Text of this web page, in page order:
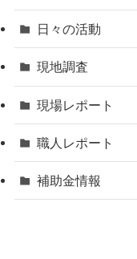
日々の活動
現地調査
現場レポート
職人レポート
補助金情報